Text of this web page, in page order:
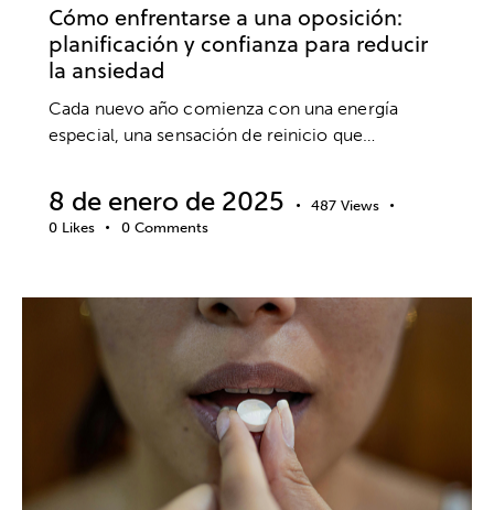
Cómo enfrentarse a una oposición:
planificación y confianza para reducir
la ansiedad
Cada nuevo año comienza con una energía
especial, una sensación de reinicio que…
8 de enero de 2025 487 Views
0 Likes 0 Comments